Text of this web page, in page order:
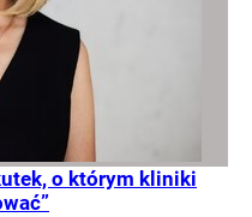
o którym kliniki